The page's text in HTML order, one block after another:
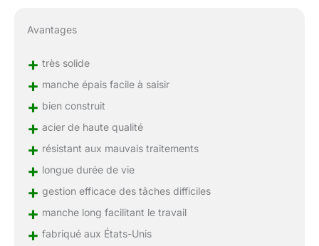
Avantages
+ très solide
+ manche épais facile à saisir
+ bien construit
+ acier de haute qualité
+ résistant aux mauvais traitements
+ longue durée de vie
+ gestion efficace des tâches difficiles
+ manche long facilitant le travail
+ fabriqué aux États-Unis